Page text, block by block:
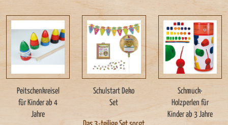
Peitschenkreisel
für Kinder ab 4
Jahre
Schulstart Deko
Set
Schmuck-
Holzperlen für
Kinder ab 3 Jahre